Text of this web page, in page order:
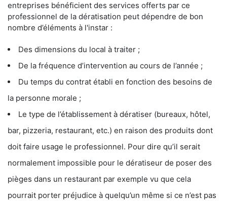
entreprises bénéficient des services offerts par ce
professionnel de la dératisation peut dépendre de bon
nombre d’éléments à l'instar :
Des dimensions du local à traiter ;
De la fréquence d’intervention au cours de l’année ;
Du temps du contrat établi en fonction des besoins de
la personne morale ;
Le type de l’établissement à dératiser (bureaux, hôtel,
bar, pizzeria, restaurant, etc.) en raison des produits dont
doit faire usage le professionnel. Pour dire qu’il serait
normalement impossible pour le dératiseur de poser des
pièges dans un restaurant par exemple vu que cela
pourrait porter préjudice à quelqu’un même si ce n’est pas